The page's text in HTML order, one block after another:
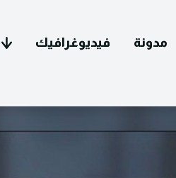
فيديوغرافيك مدونة